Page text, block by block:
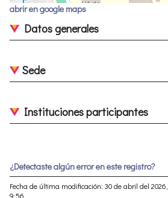
abrir en google maps
Datos generales
Sede
Instituciones participantes
¿Detectaste algún error en este registro?
Fecha de última modificación: 30 de abril del 2026,
9:56